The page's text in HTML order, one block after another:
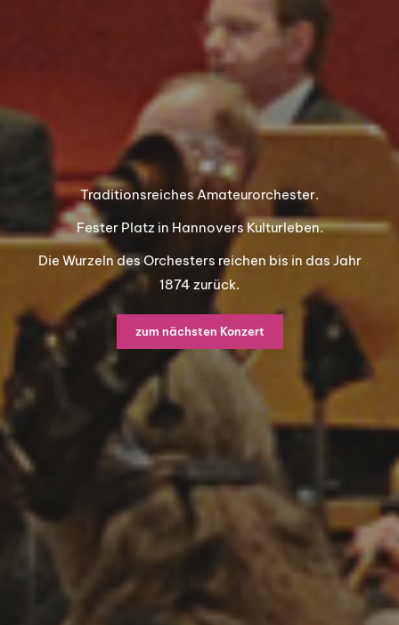
Traditionsreiches Amateurorchester.
Fester Platz in Hannovers Kulturleben.
Die Wurzeln des Orchesters reichen bis in das Jahr
1874 zurück.
zum nächsten Konzert